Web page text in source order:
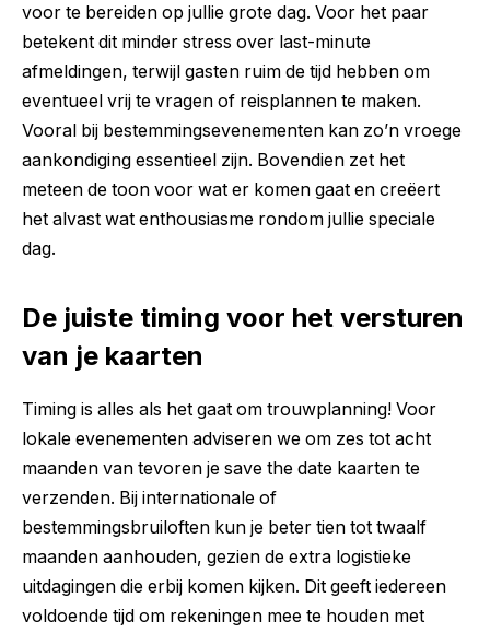
voor te bereiden op jullie grote dag. Voor het paar
betekent dit minder stress over last-minute
afmeldingen, terwijl gasten ruim de tijd hebben om
eventueel vrij te vragen of reisplannen te maken.
Vooral bij bestemmingsevenementen kan zo’n vroege
aankondiging essentieel zijn. Bovendien zet het
meteen de toon voor wat er komen gaat en creëert
het alvast wat enthousiasme rondom jullie speciale
dag.
De juiste timing voor het versturen
van je kaarten
Timing is alles als het gaat om trouwplanning! Voor
lokale evenementen adviseren we om zes tot acht
maanden van tevoren je save the date kaarten te
verzenden. Bij internationale of
bestemmingsbruiloften kun je beter tien tot twaalf
maanden aanhouden, gezien de extra logistieke
uitdagingen die erbij komen kijken. Dit geeft iedereen
voldoende tijd om rekeningen mee te houden met